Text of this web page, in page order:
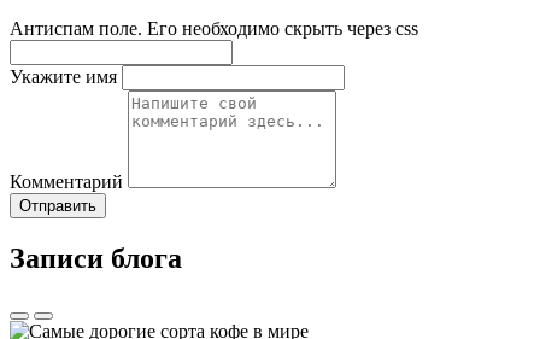
Антиспам поле. Его необходимо скрыть через css
Укажите имя
Комментарий
Отправить
Записи блога